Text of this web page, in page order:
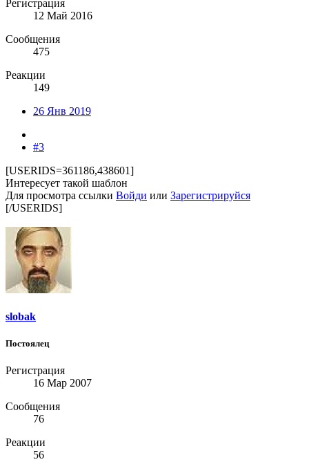
Регистрация
12 Май 2016
Сообщения
475
Реакции
149
26 Янв 2019
#3
[USERIDS=361186,438601]
Интересует такой шаблон
Для просмотра ссылки Войди или Зарегистрируйся
[/USERIDS]
slobak
Постоялец
Регистрация
16 Мар 2007
Сообщения
76
Реакции
56